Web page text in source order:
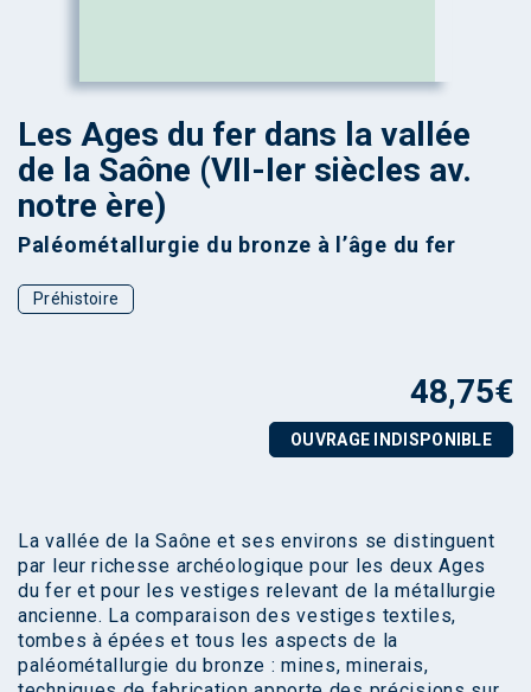
Les Ages du fer dans la vallée
de la Saône (VII-Ier siècles av.
notre ère)
Paléométallurgie du bronze à l’âge du fer
Préhistoire
48,75€
OUVRAGE INDISPONIBLE
La vallée de la Saône et ses environs se distinguent
par leur richesse archéologique pour les deux Ages
du fer et pour les vestiges relevant de la métallurgie
ancienne. La comparaison des vestiges textiles,
tombes à épées et tous les aspects de la
paléométallurgie du bronze : mines, minerais,